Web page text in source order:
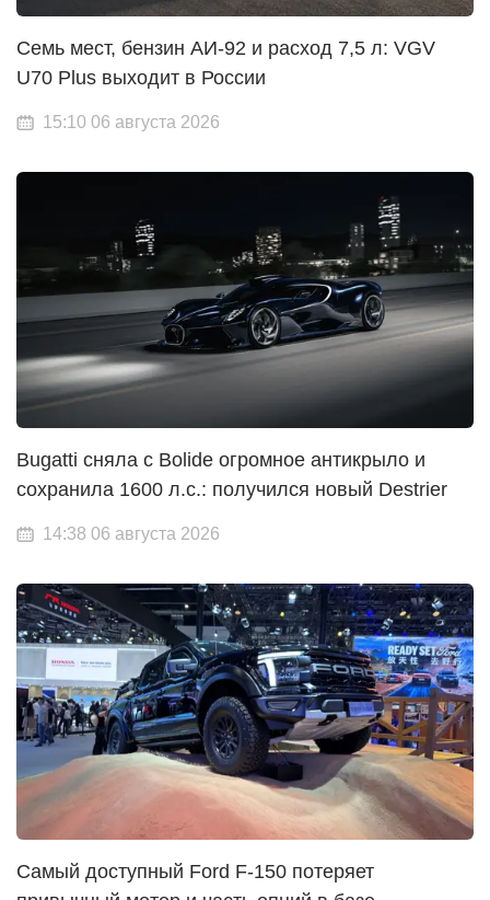
Семь мест, бензин АИ-92 и расход 7,5 л: VGV
U70 Plus выходит в России
15:10 06 августа 2026
Bugatti сняла с Bolide огромное антикрыло и
сохранила 1600 л.с.: получился новый Destrier
14:38 06 августа 2026
Самый доступный Ford F-150 потеряет